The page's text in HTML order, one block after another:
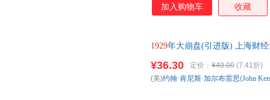
加入购物车 收藏
1929年大崩盘(引进版) 上海财
¥36.30 定价： ¥49.00 (7.41折)
(美)约翰·肯尼斯·加尔布雷思(John